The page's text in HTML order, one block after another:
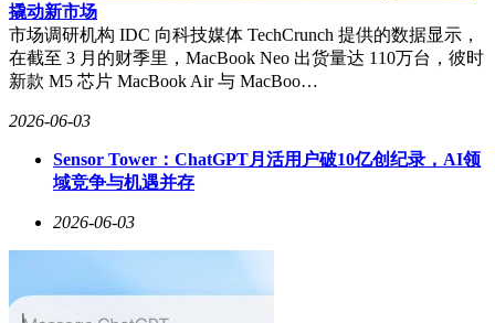
撬动新市场
市场调研机构 IDC 向科技媒体 TechCrunch 提供的数据显示，
在截至 3 月的财季里，MacBook Neo 出货量达 110万台，彼时
新款 M5 芯片 MacBook Air 与 MacBoo…
2026-06-03
Sensor Tower：ChatGPT月活用户破10亿创纪录，AI领
域竞争与机遇并存
2026-06-03